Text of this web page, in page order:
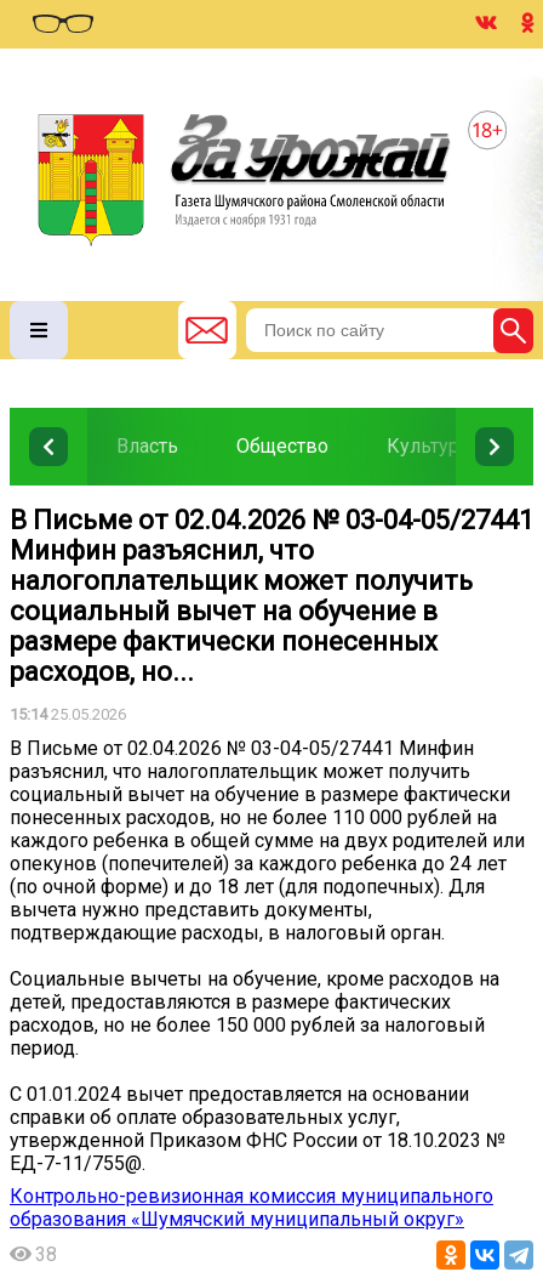
Власть Общество Культура
В Письме от 02.04.2026 № 03-04-05/27441
Минфин разъяснил, что
налогоплательщик может получить
социальный вычет на обучение в
размере фактически понесенных
расходов, но...
15:1425.05.2026
В Письме от 02.04.2026 № 03-04-05/27441 Минфин
разъяснил, что налогоплательщик может получить
социальный вычет на обучение в размере фактически
понесенных расходов, но не более 110 000 рублей на
каждого ребенка в общей сумме на двух родителей или
опекунов (попечителей) за каждого ребенка до 24 лет
(по очной форме) и до 18 лет (для подопечных). Для
вычета нужно представить документы,
подтверждающие расходы, в налоговый орган.
Социальные вычеты на обучение, кроме расходов на
детей, предоставляются в размере фактических
расходов, но не более 150 000 рублей за налоговый
период.
С 01.01.2024 вычет предоставляется на основании
справки об оплате образовательных услуг,
утвержденной Приказом ФНС России от 18.10.2023 №
ЕД-7-11/755@.
Контрольно-ревизионная комиссия муниципального
образования «Шумячский муниципальный округ»
38